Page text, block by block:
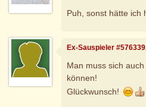
Puh, sonst hätte ich
Ex-Sauspieler #576339
Man muss sich
können!
Glückwunsch!